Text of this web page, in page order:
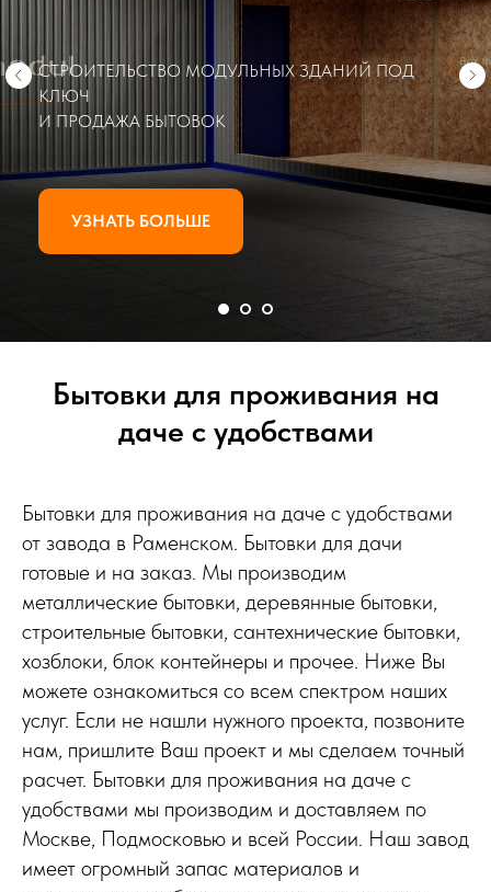
СТРОИТЕЛЬСТВО МОДУЛЬНЫХ ЗДАНИЙ ПОД
КЛЮЧ
И ПРОДАЖА БЫТОВОК
УЗНАТЬ БОЛЬШЕ
Бытовки для проживания на
даче с удобствами
Бытовки для проживания на даче с удобствами
от завода в Раменском. Бытовки для дачи
готовые и на заказ. Мы производим
металлические бытовки, деревянные бытовки,
строительные бытовки, сантехнические бытовки,
хозблоки, блок контейнеры и прочее. Ниже Вы
можете ознакомиться со всем спектром наших
услуг. Если не нашли нужного проекта, позвоните
нам, пришлите Ваш проект и мы сделаем точный
расчет. Бытовки для проживания на даче с
удобствами мы производим и доставляем по
Москве, Подмосковью и всей России. Наш завод
имеет огромный запас материалов и